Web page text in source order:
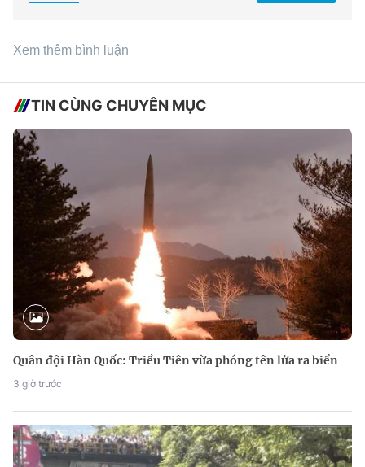
Xem thêm bình luận
TIN CÙNG CHUYÊN MỤC
Quân đội Hàn Quốc: Triều Tiên vừa phóng tên lửa ra biển
3 giờ trước